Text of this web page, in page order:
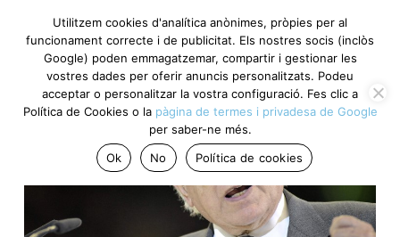
Utilitzem cookies d'analítica anònimes, pròpies per al
funcionament correcte i de publicitat. Els nostres socis (inclòs
Google) poden emmagatzemar, compartir i gestionar les
vostres dades per oferir anuncis personalitzats. Podeu
acceptar o personalitzar la vostra configuració. Fes clic a
Política de Cookies o la pàgina de termes i privadesa de Google
per saber-ne més.
Ok
No Política de cookies